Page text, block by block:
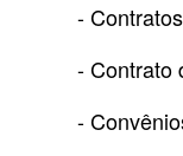
- Contratos
- Contrato
-